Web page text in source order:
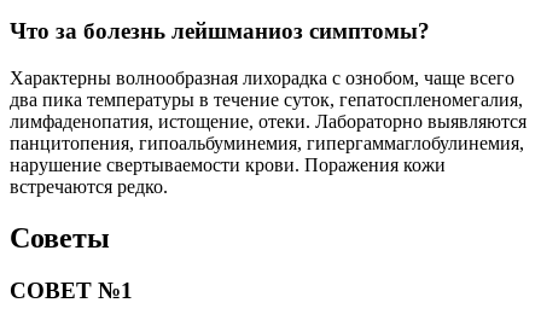
Что за болезнь лейшманиоз симптомы?
Характерны волнообразная лихорадка с ознобом, чаще всего
два пика температуры в течение суток, гепатоспленомегалия,
лимфаденопатия, истощение, отеки. Лабораторно выявляются
панцитопения, гипоальбуминемия, гипергаммаглобулинемия,
нарушение свертываемости крови. Поражения кожи
встречаются редко.
Советы
СОВЕТ №1